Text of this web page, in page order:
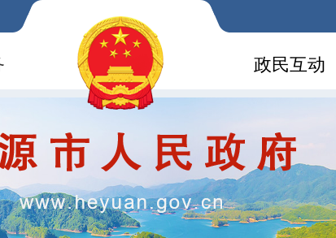
政民互动